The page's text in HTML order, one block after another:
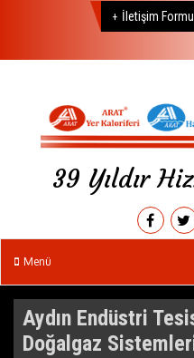
İletişim Formu
39 Yıldır
Menü
Aydın Endüstri
Doğalgaz